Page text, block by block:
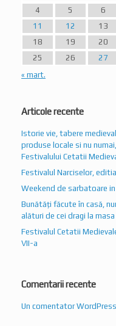
4
5 6
11
12 13
18
19 20
25
26 27
« mart.
Articole recente
Istorie vie, tabere
produse locale si nu
Festivalului Cetatii
Festivalul Narciselor,
Weekend de sarbatoare
Bunătăți făcute în casă,
alături de cei dragi la masa
Festivalul Cetatii
VII-a
Comentarii recente
Un comentator WordPress